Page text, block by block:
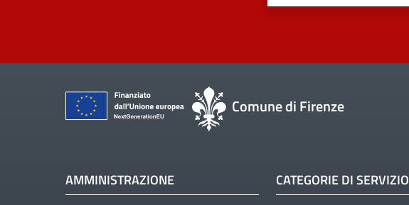
Comune di Firenze
AMMINISTRAZIONE CATEGORIE DI SERVIZIO